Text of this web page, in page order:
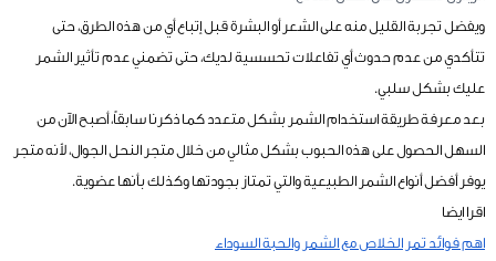
ويفضل تجربة القليل منه على الشعر أو البشرة قبل إتباع أي من هذه الطرق، حتى
تتأكدي من عدم حدوث أي تفاعلات تحسسية لديك، حتى تضمني عدم تأثير الشمر
عليك بشكل سلبي.
بعد معرفة طريقة استخدام الشمر بشكل متعدد كما ذكرنا سابقاً، أصبح الآن من
السهل الحصول على هذه الحبوب بشكل مثالي من خلال متجر النحل الجوال، لأنه متجر
يوفر أفضل أنواع الشمر الطبيعية والتي تمتاز بجودتها وكذلك بأنها عضوية.
اقرا ايضا
اهم فوائد تمر الخلاص مع الشمر والحبة السوداء